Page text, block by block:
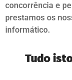
concorrência e
prestamos os
informático.
Tudo